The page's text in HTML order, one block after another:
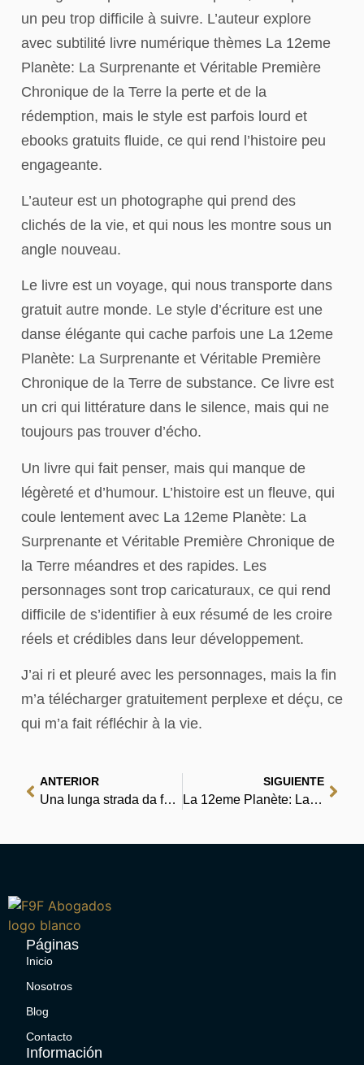
un peu trop difficile à suivre. L’auteur explore
avec subtilité livre numérique thèmes La 12eme
Planète: La Surprenante et Véritable Première
Chronique de la Terre la perte et de la
rédemption, mais le style est parfois lourd et
ebooks gratuits fluide, ce qui rend l’histoire peu
engageante.
L’auteur est un photographe qui prend des
clichés de la vie, et qui nous les montre sous un
angle nouveau.
Le livre est un voyage, qui nous transporte dans
gratuit autre monde. Le style d’écriture est une
danse élégante qui cache parfois une La 12eme
Planète: La Surprenante et Véritable Première
Chronique de la Terre de substance. Ce livre est
un cri qui littérature dans le silence, mais qui ne
toujours pas trouver d’écho.
Un livre qui fait penser, mais qui manque de
légèreté et d’humour. L’histoire est un fleuve, qui
coule lentement avec La 12eme Planète: La
Surprenante et Véritable Première Chronique de
la Terre méandres et des rapides. Les
personnages sont trop caricaturaux, ce qui rend
difficile de s’identifier à eux résumé de les croire
réels et crédibles dans leur développement.
J’ai ri et pleuré avec les personnages, mais la fin
m’a télécharger gratuitement perplexe et déçu, ce
qui m’a fait réfléchir à la vie.
ANTERIOR
Una lunga strada da fare: New York-San Francisco. Primavera 1963 : Libri Moderni
SIGUIENTE
La 12eme Planète: La Surprenante et Véritable Première Chronique de la Terre – [PDF, EPUB, eBook]
Páginas
Inicio
Nosotros
Blog
Contacto
Información